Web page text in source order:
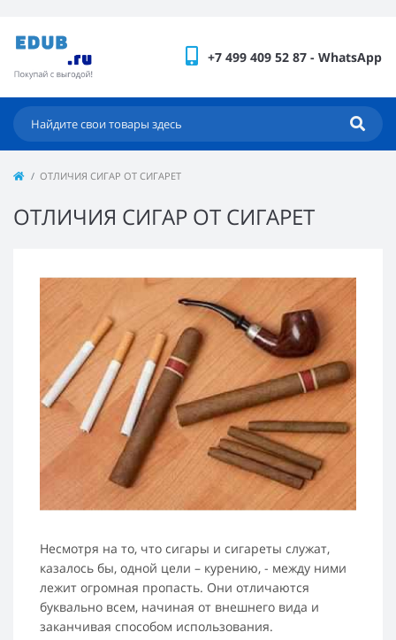
+7 499 409 52 87 - WhatsApp
ОТЛИЧИЯ СИГАР ОТ СИГАРЕТ
ОТЛИЧИЯ СИГАР ОТ СИГАРЕТ
Несмотря на то, что сигары и сигареты служат,
казалось бы, одной цели – курению, - между ними
лежит огромная пропасть. Они отличаются
буквально всем, начиная от внешнего вида и
заканчивая способом использования.